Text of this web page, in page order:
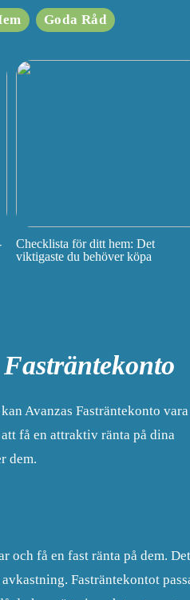
Goda Råd
Checklista för ditt hem: Det
viktigaste du behöver köpa
Avanzas Fasträntekonto vara
få en attraktiv ränta på dina
dem.
och få en fast ränta på dem.
Fasträntekontot